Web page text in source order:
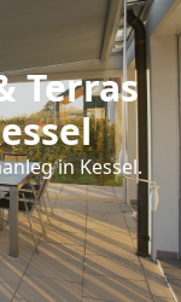
Terras
in Kessel.